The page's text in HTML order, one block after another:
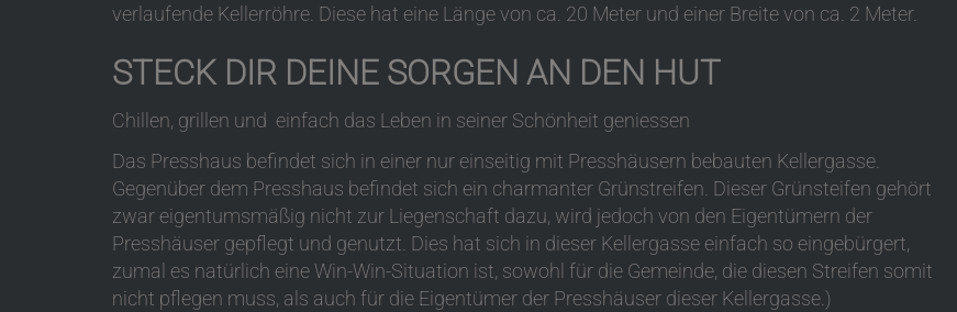
verlaufende Kellerröhre. Diese hat eine Länge von ca. 20 Meter und einer Breite von ca. 2 Meter.
STECK DIR DEINE SORGEN AN DEN HUT
Chillen, grillen und einfach das Leben in seiner Schönheit geniessen
Das Presshaus befindet sich in einer nur einseitig mit Presshäusern bebauten Kellergasse.
Gegenüber dem Presshaus befindet sich ein charmanter Grünstreifen. Dieser Grünsteifen gehört
zwar eigentumsmäßig nicht zur Liegenschaft dazu, wird jedoch von den Eigentümern der
Presshäuser gepflegt und genutzt. Dies hat sich in dieser Kellergasse einfach so eingebürgert,
zumal es natürlich eine Win-Win-Situation ist, sowohl für die Gemeinde, die diesen Streifen somit
nicht pflegen muss, als auch für die Eigentümer der Presshäuser dieser Kellergasse.)